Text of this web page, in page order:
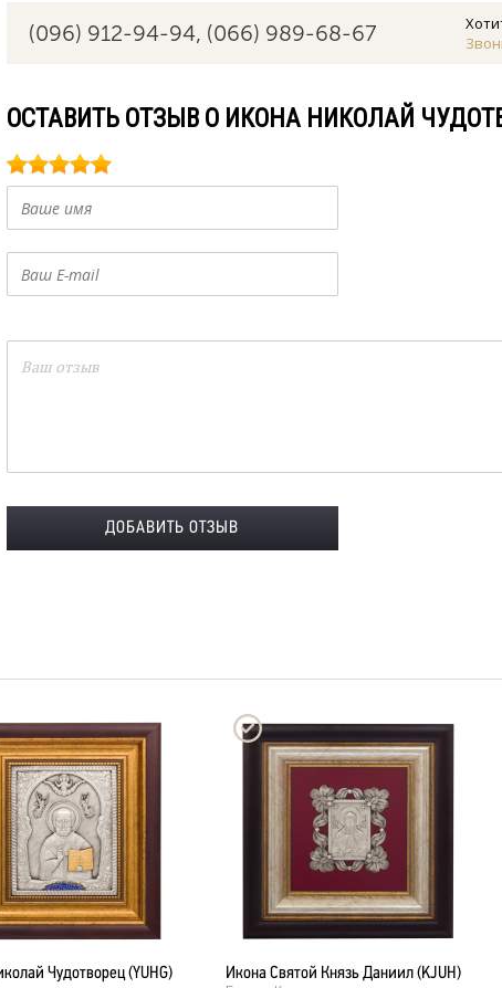
(096) 912-94-94, (066) 989-68-67
ОСТАВИТЬ ОТЗЫВ О ИКОНА НИКОЛАЙ
Чудотворец (YUHG) Икона Святой Князь Даниил (KJUH)